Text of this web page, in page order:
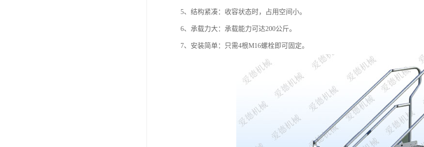
5、结构紧凑：收容状态时，占用空间小。
6、承载力大：承载能力可达200公斤。
7、安装简单：只需4根M16螺栓即可固定。